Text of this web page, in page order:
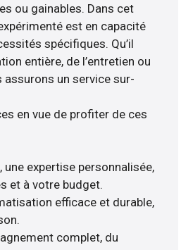
ou gainables. Dans cet
est en capacité
spécifiques. Qu’il
entière, de l’entretien ou
assurons un service sur-
en vue de profiter de ces
une expertise personnalisée,
et à votre budget.
efficace et durable,
complet, du